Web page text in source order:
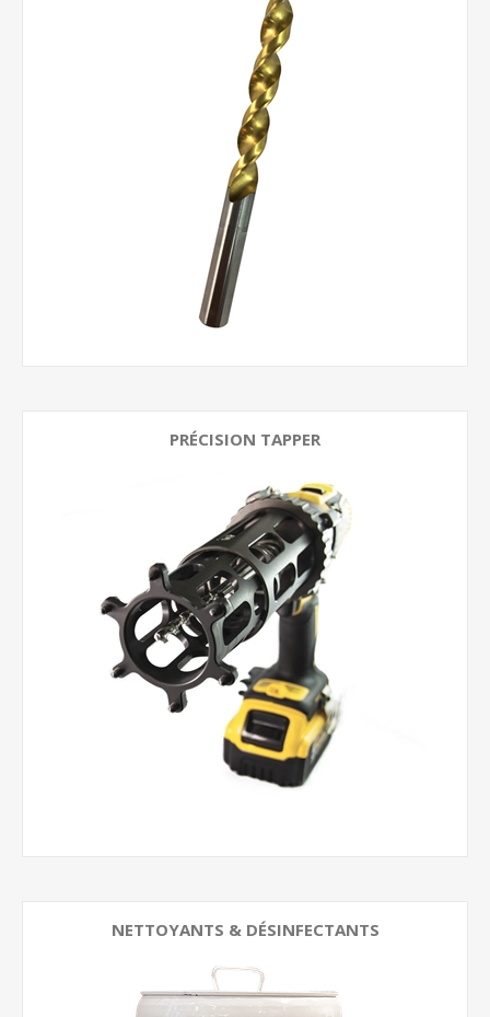
PRÉCISION TAPPER
NETTOYANTS & DÉSINFECTANTS